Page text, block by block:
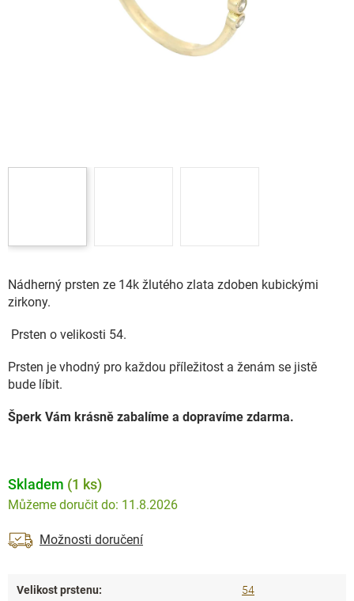
Nádherný prsten ze 14k žlutého zlata zdoben kubickými
zirkony.
Prsten o velikosti 54.
Prsten je vhodný pro každou příležitost a ženám se jistě
bude líbit.
Šperk Vám krásně zabalíme a dopravíme zdarma.
Skladem (1 ks)
11.8.2026
Možnosti doručení
Velikost prstenu: 54